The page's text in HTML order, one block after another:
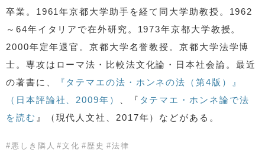
卒業。1961年京都大学助手を経て同大学助教授。1962
～64年イタリアで在外研究。1973年京都大学教授。
2000年定年退官。京都大学名誉教授。京都大学法学博
士。専攻はローマ法・比較法文化論・日本社会論。最近
の著書に、
『タテマエの法・ホンネの法（第4版）』
（日本評論社、2009年）
、『 タテマエ・ホンネ論で法
を読む 』（現代人文社、2017年）などがある。
# 悪しき隣人 #文化 # 歴史 #法律